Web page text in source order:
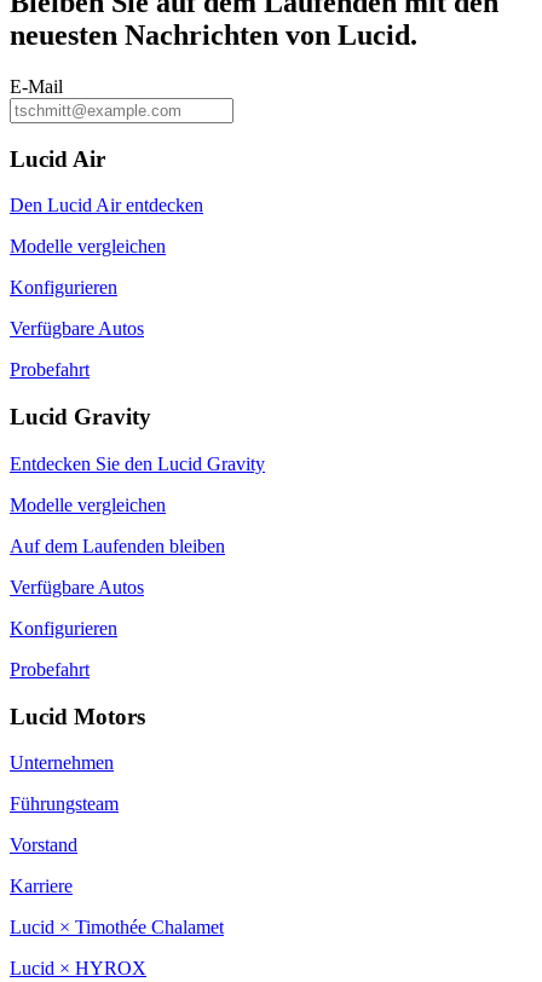
neuesten Nachrichten von Lucid.
E-Mail
Lucid Air
Den Lucid Air entdecken
Modelle vergleichen
Konfigurieren
Verfügbare Autos
Probefahrt
Lucid Gravity
Entdecken Sie den Lucid Gravity
Modelle vergleichen
Auf dem Laufenden bleiben
Verfügbare Autos
Konfigurieren
Probefahrt
Lucid Motors
Unternehmen
Führungsteam
Vorstand
Karriere
Lucid × Timothée Chalamet
Lucid × HYROX